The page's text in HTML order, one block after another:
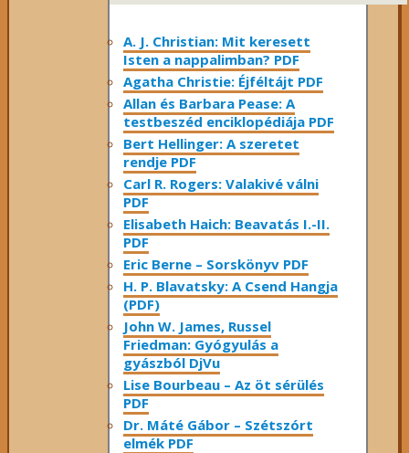
A. J. Christian: Mit keresett
Isten a nappalimban? PDF
Agatha Christie: Éjféltájt PDF
Allan és Barbara Pease: A
testbeszéd enciklopédiája PDF
Bert Hellinger: A ​szeretet
rendje PDF
Carl R. Rogers: Valakivé válni
PDF
Elisabeth Haich: Beavatás I.-II.
PDF
Eric Berne – Sorskönyv PDF
H. P. Blavatsky: A Csend Hangja
(PDF)
John W. James, Russel
Friedman: Gyógyulás a
gyászból DjVu
Lise Bourbeau – Az öt sérülés
PDF
Dr. Máté Gábor – Szétszórt
elmék PDF